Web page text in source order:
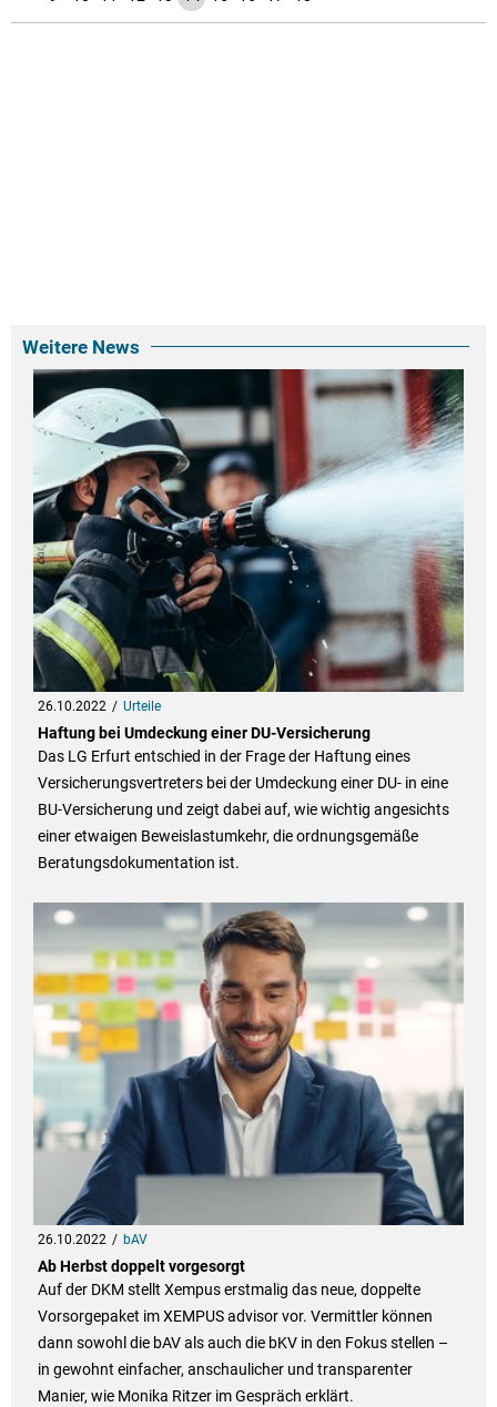
Weitere News
26.10.2022 Urteile
Haftung bei Umdeckung einer DU-Versicherung
Das LG Erfurt entschied in der Frage der Haftung eines
Versicherungsvertreters bei der Umdeckung einer DU- in eine
BU-Versicherung und zeigt dabei auf, wie wichtig angesichts
einer etwaigen Beweislastumkehr, die ordnungsgemäße
Beratungsdokumentation ist.
26.10.2022 bAV
Ab Herbst doppelt vorgesorgt
Auf der DKM stellt Xempus erstmalig das neue, doppelte
Vorsorgepaket im XEMPUS advisor vor. Vermittler können
dann sowohl die bAV als auch die bKV in den Fokus stellen –
in gewohnt einfacher, anschaulicher und transparenter
Manier, wie Monika Ritzer im Gespräch erklärt.